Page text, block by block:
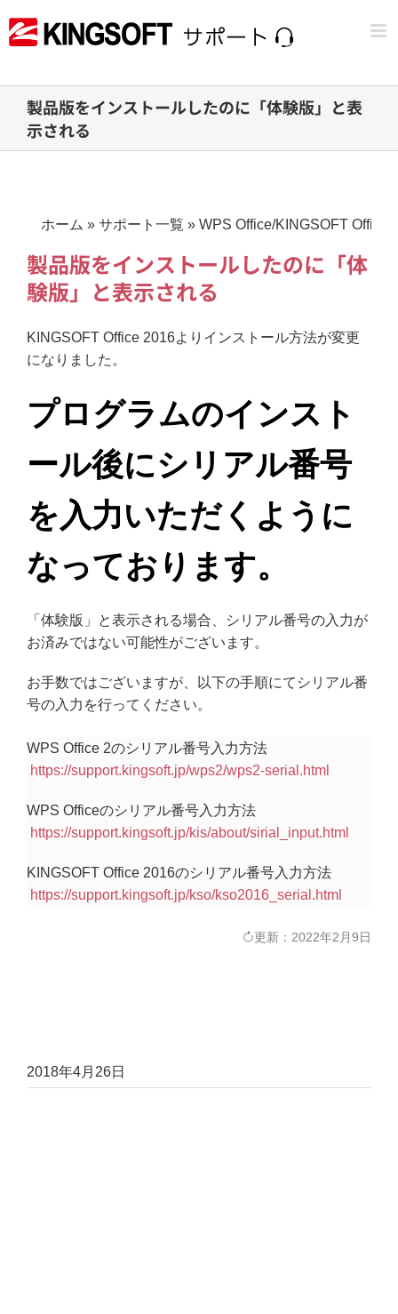
to
製品版をインストールしたのに「体験版」と表
示される
ホーム » サポート一覧 » WPS Office/KINGSOFT Office
製品版をインストールしたのに「体
験版」と表示される
KINGSOFT Office 2016よりインストール方法が変更
になりました。
プログラムのインスト
ール後にシリアル番号
を入力いただくように
なっております。
「体験版」と表示される場合、シリアル番号の入力が
お済みではない可能性がございます。
お手数ではございますが、以下の手順にてシリアル番
号の入力を行ってください。
WPS Office 2のシリアル番号入力方法
https://support.kingsoft.jp/wps2/wps2-serial.html
WPS Officeのシリアル番号入力方法
https://support.kingsoft.jp/kis/about/sirial_input.html
KINGSOFT Office 2016のシリアル番号入力方法
https://support.kingsoft.jp/kso/kso2016_serial.html
更新：2022年2月9日
2018年4月26日